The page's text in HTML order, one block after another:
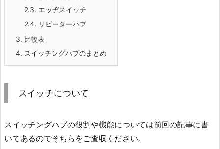
2.3. エッヂスイッチ
2.4. リピーターハブ
3. 比較表
4. スイッチングハブのまとめ
スイッチについて
スイッチングハブの役割や機能については前回の記事に書
いてあるのでそちらをご査収ください。